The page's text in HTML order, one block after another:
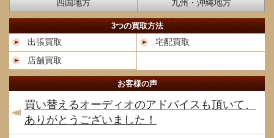
四国地方
九州・沖縄地方
3つの買取方法
出張買取
宅配買取
店舗買取
お客様の声
買い替えるオーディオのアドバイスも頂いて、
ありがとうございました！